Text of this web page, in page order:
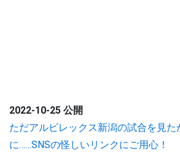
2022-10-25 公開
ただアルビレックス新潟の試合を見た
に……SNSの怪しいリンクにご用心！